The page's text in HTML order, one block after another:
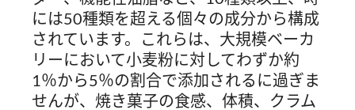
には50種類を超える個々の成分から構成
されています。これらは、大規模ベーカ
リーにおいて小麦粉に対してわずか約
1％から5％の割合で添加されるに過ぎま
せんが、焼き菓子の食感、体積、クラム